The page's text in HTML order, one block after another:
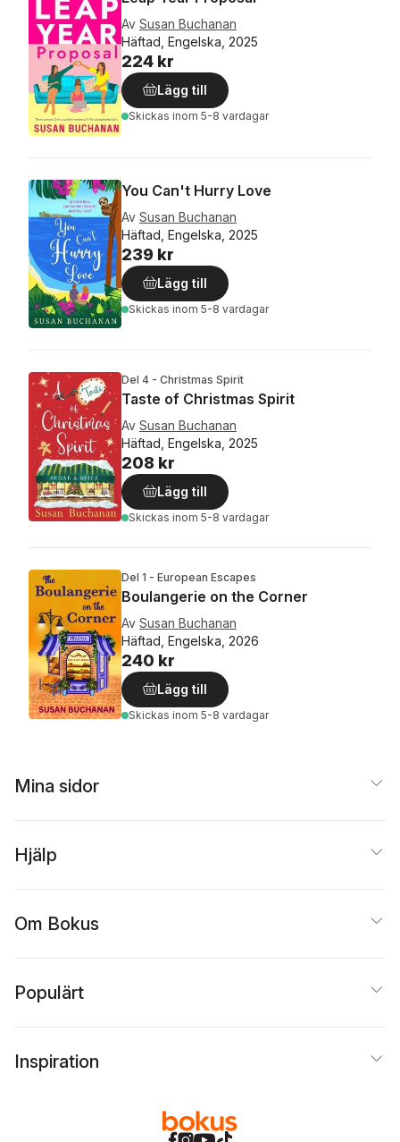
Av Susan Buchanan
Häftad, Engelska, 2025
224 kr
Lägg till
Skickas inom 5-8 vardagar
You Can't Hurry Love
Av Susan Buchanan
Häftad, Engelska, 2025
239 kr
Lägg till
Skickas inom 5-8 vardagar
Del 4 - Christmas Spirit
Taste of Christmas Spirit
Av Susan Buchanan
Häftad, Engelska, 2025
208 kr
Lägg till
Skickas inom 5-8 vardagar
Del 1 - European Escapes
Boulangerie on the Corner
Av Susan Buchanan
Häftad, Engelska, 2026
240 kr
Lägg till
Skickas inom 5-8 vardagar
Mina sidor
Hjälp
Om Bokus
Populärt
Inspiration